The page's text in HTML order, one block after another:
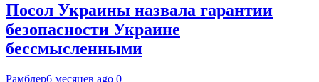
Посол Украины назвала гарантии
безопасности Украине
бессмысленными
Рамблер6 месяцев ago 0